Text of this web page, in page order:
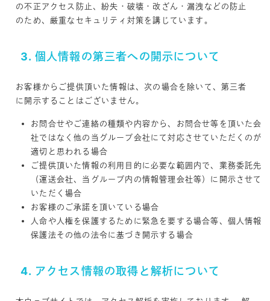
の不正アクセス防止、紛失・破壊・改ざん・漏洩などの防止
のため、厳重なセキュリティ対策を講じています。
3. 個人情報の第三者への開示について
お客様からご提供頂いた情報は、次の場合を除いて、第三者
に開示することはございません。
お問合せやご連絡の種類や内容から、お問合せ等を頂いた会
社ではなく他の当グループ会社にて対応させていただくのが
適切と思われる場合
ご提供頂いた情報の利用目的に必要な範囲内で、業務委託先
（運送会社、当グループ内の情報管理会社等）に開示させて
いただく場合
お客様のご承諾を頂いている場合
人命や人権を保護するために緊急を要する場合等、個人情報
保護法その他の法令に基づき開示する場合
4. アクセス情報の取得と解析について